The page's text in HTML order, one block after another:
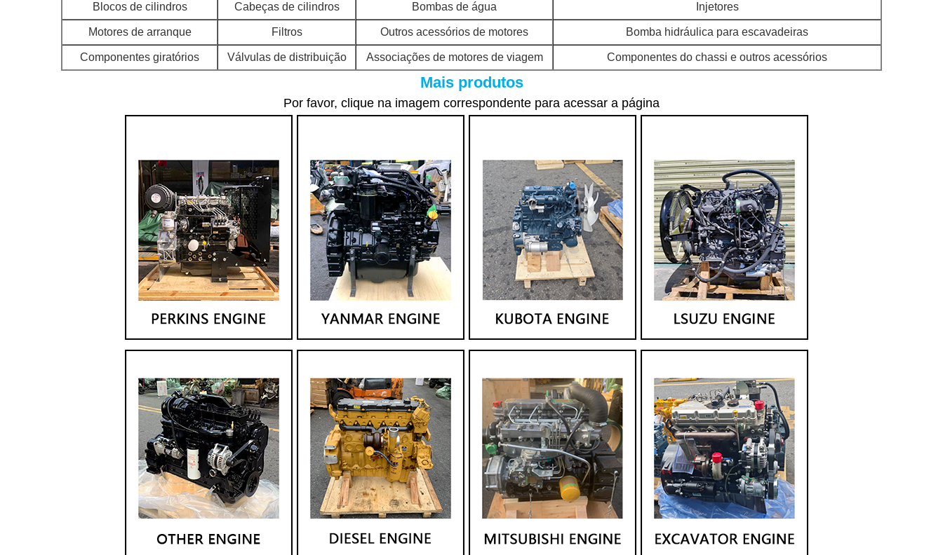
Blocos de cilindros Cabeças de cilindros Bombas de água Injetores
Motores de arranque Filtros Outros acessórios de motores Bomba hidráulica para escavadeiras
Componentes giratórios Válvulas de distribuição Associações de motores de viagem Componentes do chassi e outros acessórios
Mais produtos
Por favor, clique na imagem correspondente para acessar a página